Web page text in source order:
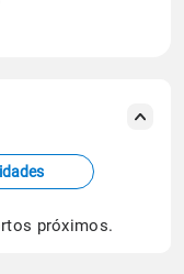
de Previsão
próximos.